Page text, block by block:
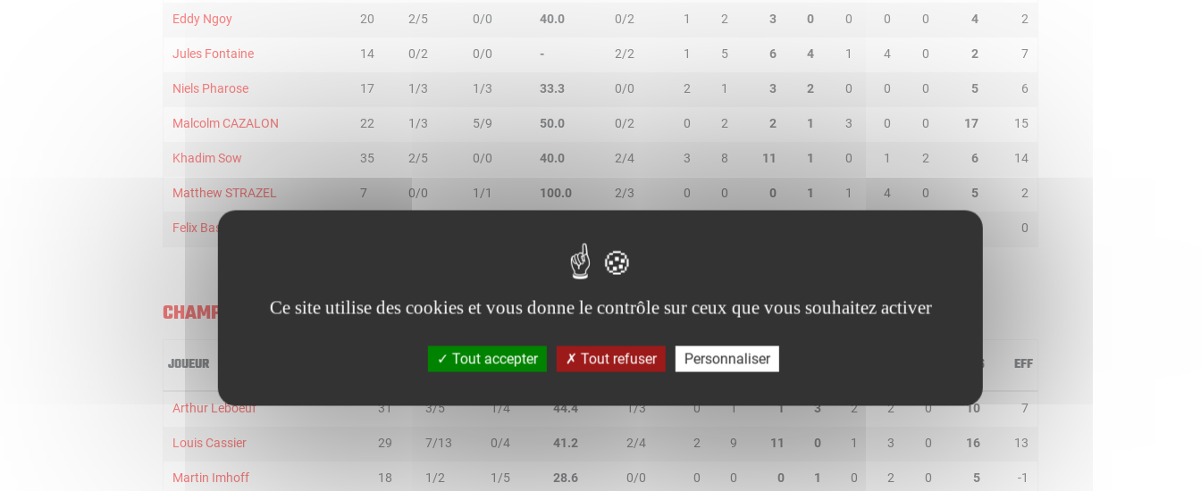
Eddy Ngoy 20 2/5 0/0 40.0 0/2 1 2 3 0 0 0 0 4 2
Jules Fontaine 14 0/2 0/0 - 2/2 1 5 6 4 1 4 0 2 7
Niels Pharose 17 1/3 1/3 33.3 0/0 2 1 3 2 0 0 0 5 6
Malcolm CAZALON 22 1/3 5/9 50.0 0/2 0 2 2 1 3 0 0 17 15
Khadim Sow 35 2/5 0/0 40.0 2/4 3 8 11 1 0 1 2 6 14
Matthew STRAZEL 7 0/0 1/1 100.0 2/3 0 0 0 1 1 4 0 5 2
Felix Bastien 0
CHAMPAGNE BASKET U21
JOUEUR 2R/2T 3R/3T TR/TT 1R/1T RO RD PTS EFF
Arthur Leboeuf 31 3/5 1/4 44.4 1/3 0 1 1 3 2 2 0 10 7
Louis Cassier 29 7/13 0/4 41.2 2/4 2 9 11 0 1 3 0 16 13
Martin Imhoff 18 1/2 1/5 28.6 0/0 0 0 0 1 0 2 0 5 -1
Ce site utilise des cookies et vous donne le contrôle sur ceux que vous souhaitez activer
Tout accepter Tout refuser Personnaliser